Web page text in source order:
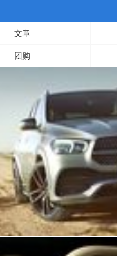
文章
团购